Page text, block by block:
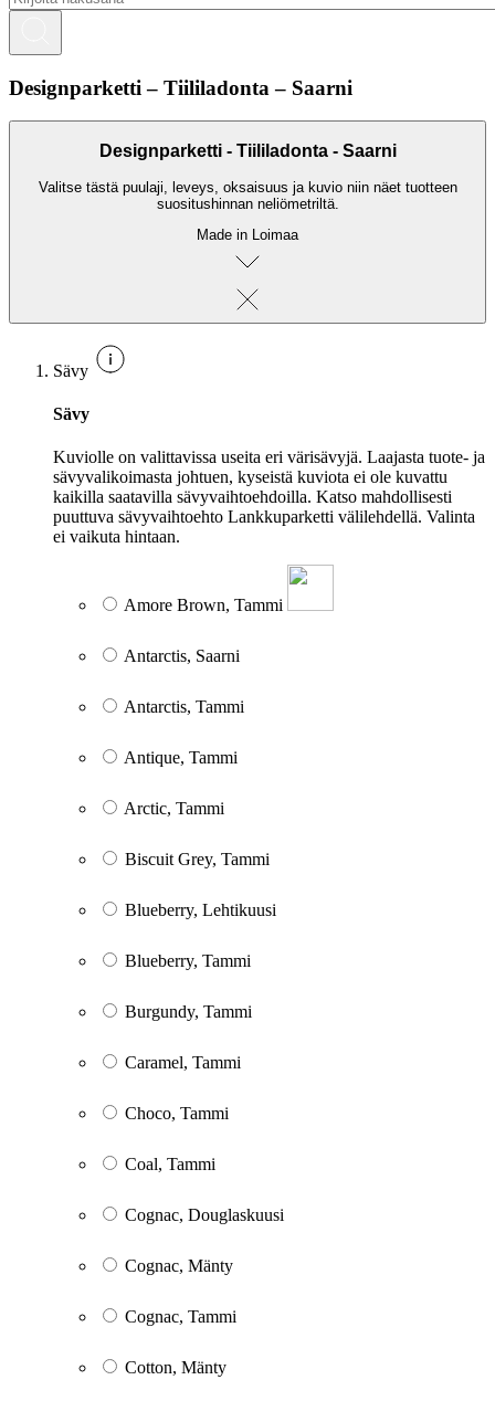
Designparketti – Tiililadonta – Saarni
Designparketti - Tiililadonta - Saarni
Valitse tästä puulaji, leveys, oksaisuus ja kuvio niin näet tuotteen
suositushinnan neliömetriltä.
Made in Loimaa
Sävy
Sävy
Kuviolle on valittavissa useita eri värisävyjä. Laajasta tuote- ja
sävyvalikoimasta johtuen, kyseistä kuviota ei ole kuvattu
kaikilla saatavilla sävyvaihtoehdoilla. Katso mahdollisesti
puuttuva sävyvaihtoehto Lankkuparketti välilehdellä. Valinta
ei vaikuta hintaan.
Amore Brown, Tammi
Antarctis, Saarni
Antarctis, Tammi
Antique, Tammi
Arctic, Tammi
Biscuit Grey, Tammi
Blueberry, Lehtikuusi
Blueberry, Tammi
Burgundy, Tammi
Caramel, Tammi
Choco, Tammi
Coal, Tammi
Cognac, Douglaskuusi
Cognac, Mänty
Cognac, Tammi
Cotton, Mänty